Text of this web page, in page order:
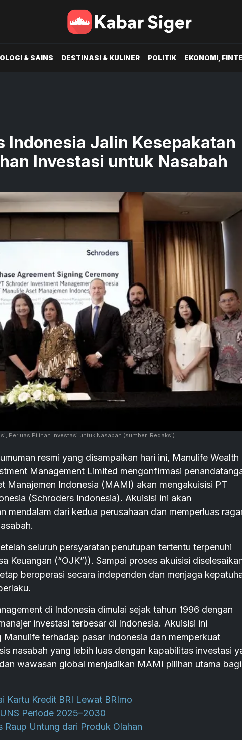
& SAINS DESTINASI & KULINER POLITIK EKONOMI,
Indonesia Jalin Kesepakatan
Investasi untuk Nasabah
Perluas Pilihan Investasi untuk Nasabah (sumber: Redaksi)
resmi yang disampaikan hari ini, Manulife Wealth
Management Limited mengonfirmasi
Manajemen Indonesia (MAMI) akan mengakuisisi PT
(Schroders Indonesia). Akuisisi ini akan
mendalam dari kedua perusahaan dan memperluas
seluruh persyaratan penutupan tertentu terpenuhi
Keuangan (“OJK”)). Sampai proses akuisisi
beroperasi secara independen dan menjaga
di Indonesia dimulai sejak tahun 1996 dengan
investasi terbesar di Indonesia. Akuisisi ini
terhadap pasar Indonesia dan memperkuat
nasabah yang lebih luas dengan kapabilitas investasi
wawasan global menjadikan MAMI pilihan utama bagi
Kartu Kredit BRI Lewat BRImo
Periode 2025–2030
Raup Untung dari Produk Olahan